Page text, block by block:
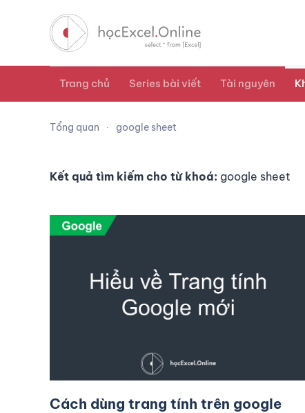
Trang chủ Series bài viết Tài nguyên
Tổng quan google sheet
Kết quả tìm kiếm cho từ khoá: google sheet
Cách dùng trang tính trên google